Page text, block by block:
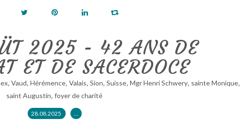
2025 - 42 ANS DE
ET DE SACERDOCE
, Vaud, Hérémence, Valais, Sion, Suisse, Mgr Henri Schwery, sainte Monique,
saint Augustin, foyer de charité
28.08.2025 …